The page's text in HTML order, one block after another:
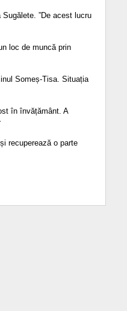
”De acest lucru
loc de muncă prin
Someș-Tisa. Situația
în învățământ. A
recuperează o parte